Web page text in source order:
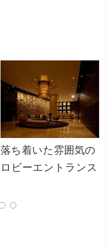
落ち着いた雰囲気の
ロビーエントランス